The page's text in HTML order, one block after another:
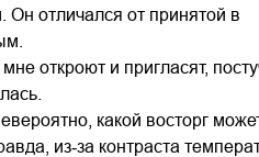
отличался от принятой в
откроют и пригласят,
какой восторг
из‑за контраста